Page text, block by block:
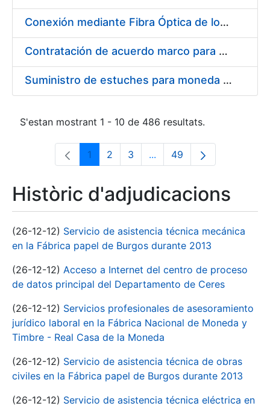
Conexión mediante Fibra Óptica de los Centros de Proceso de Datos (CPDs) de las sedes de la FNMT-RCM de Burgos y Madrid
Contratación de acuerdo marco para el Suministro de Material de Electricidad para la Fábrica Nacional de Moneda y Timbre-Real Casa de la Moneda en su centro de trabajo de Burgos
Suministro de estuches para moneda de 30 €
S'estan mostrant 1 - 10 de 486 resultats.
Pàgina
1 Pàgina
2 Pàgina
3 ...Pàgines intermèdies
Pàgina
49
Històric d'adjudicacions
(26-12-12) Servicio de asistencia técnica mecánica
en la Fábrica papel de Burgos durante 2013
(26-12-12) Acceso a Internet del centro de proceso
de datos principal del Departamento de Ceres
(26-12-12) Servicios profesionales de asesoramiento
jurídico laboral en la Fábrica Nacional de Moneda y
Timbre - Real Casa de la Moneda
(26-12-12) Servicio de asistencia técnica de obras
civiles en la Fábrica papel de Burgos durante 2013
(26-12-12) Servicio de asistencia técnica eléctrica en